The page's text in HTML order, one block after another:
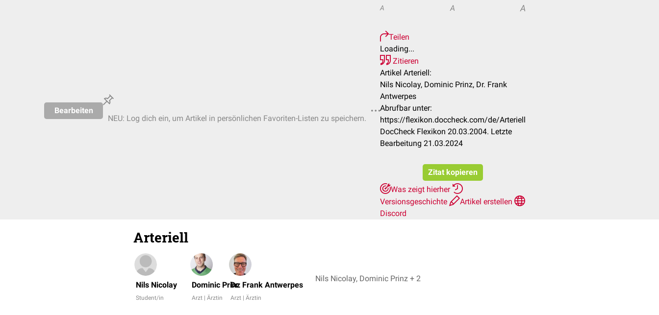
Bearbeiten
NEU: Log dich ein, um Artikel in persönlichen Favoriten-Listen zu speichern.
A A A
Teilen
Loading...
Zitieren
Artikel Arteriell:
Nils Nicolay, Dominic Prinz, Dr. Frank
Antwerpes
Abrufbar unter:
https://flexikon.doccheck.com/de/Arteriell
DocCheck Flexikon 20.03.2004. Letzte
Bearbeitung 21.03.2024
Zitat kopieren
Was zeigt hierher
Versionsgeschichte
Artikel erstellen
Discord
Arteriell
Nils Nicolay
Student/in
Dominic Prinz
Arzt | Ärztin
Dr. Frank Antwerpes
Arzt | Ärztin
Nils Nicolay, Dominic Prinz + 2